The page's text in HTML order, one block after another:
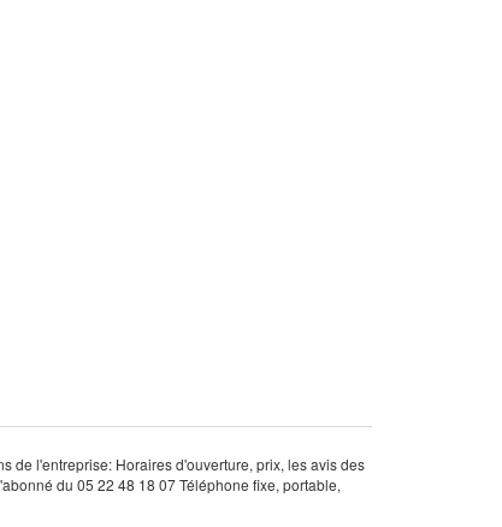
de l'entreprise: Horaires d'ouverture, prix, les avis des
du 05 22 48 18 07 Téléphone fixe, portable,